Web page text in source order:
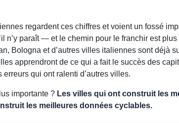
regardent ces chiffres et voient un fossé
n’y paraît — et le chemin pour le franchir est
Bologna et d’autres villes italiennes sont déjà
apprendront de ce qui a fait le succès des
erreurs qui ont ralenti d’autres villes.
importante ? Les villes qui ont construit les
les meilleures données cyclables.